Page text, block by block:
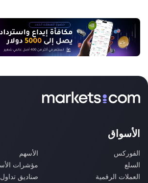
الأسواق
الفوركس
الأسهم
السلع
مؤشرات
العملات الرقمية
صناديق